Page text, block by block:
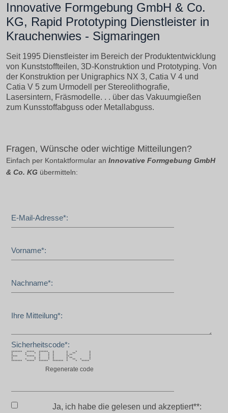
Innovative Formgebung GmbH & Co.
KG, Rapid Prototyping Dienstleister in
Krauchenwies - Sigmaringen
Seit 1995 Dienstleister im Bereich der Produktentwicklung
von Kunststoffteilen, 3D-Konstruktion und Prototyping. Von
der Konstruktion per Unigraphics NX 3, Catia V 4 und
Catia V 5 zum Urmodell per Stereolithografie,
Lasersintern, Fräsmodelle. . . über das Vakuumgießen
zum Kunsstoffabguss oder Metallabguss.
Fragen, Wünsche oder wichtige Mitteilungen?
Einfach per Kontaktformular an Innovative Formgebung GmbH
& Co. KG übermitteln:
E-Mail-Adresse*:
Vorname*:
Nachname*:
Ihre Mitteilung*:
Sicherheitscode*:
******* ***** ****** * * * *
* * * * * * * ** *
* * * * * * ** *
**** ***** * * * ** *
* * * * * * ** *
* * * * * * * ** * *
******* ***** ****** ******* * * *****
Regenerate code
Ja, ich habe die gelesen und akzeptiert**: